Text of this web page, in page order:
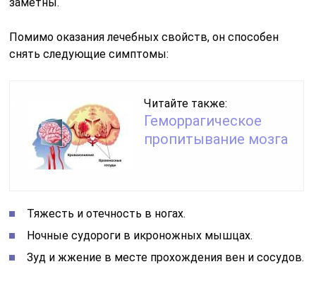
Помимо оказания лечебных свойств, он способен
снять следующие симптомы:
Читайте также:
Геморрагическое
пропитывание мозга
Тяжесть и отечность в ногах.
Ночные судороги в икроножных мышцах.
Зуд и жжение в месте прохождения вен и сосудов.